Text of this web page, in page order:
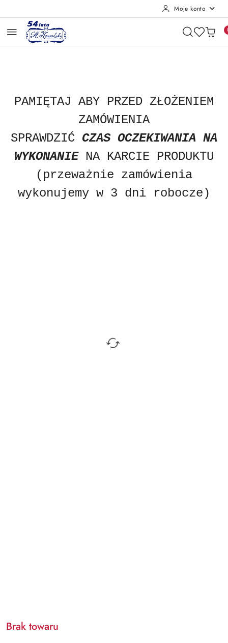
Moje konto
PAMIĘTAJ ABY PRZED ZŁOŻENIEM
ZAMÓWIENIA
SPRAWDZIĆ CZAS OCZEKIWANIA NA
WYKONANIENA KARCIE PRODUKTU
(przeważnie zamówienia
wykonujemy w 3 dni robocze)
Brak towaru